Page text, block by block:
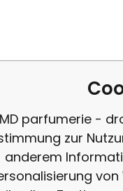
Het
zur
von Fliesen
parfumerie -
zur
anderem